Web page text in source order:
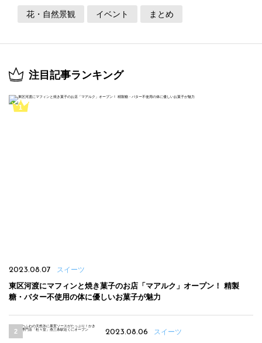
花・自然景観 イベント まとめ
注目記事ランキング
2023.08.07 スイーツ
東区河渡にマフィンと焼き菓子のお店「マアルク」オープン！ 精製
糖・バター不使用の体に優しいお菓子が魅力
2023.08.06 スイーツ